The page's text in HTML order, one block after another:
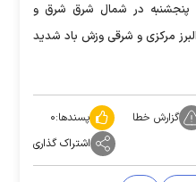
پنجشنبه در شمال شرق شرق و
مرکزی و شرقی وزش باد شدید
گزارش خطا پسندها:۰
اشتراک گذاری